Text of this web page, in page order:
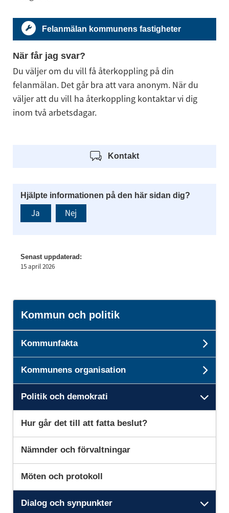
Felanmälan kommunens fastigheter
När får jag svar?
Du väljer om du vill få återkoppling på din
felanmälan. Det går bra att vara anonym. När du
väljer att du vill ha återkoppling kontaktar vi dig
inom två arbetsdagar.
Kontakt
Hjälpte informationen på den här sidan dig?
Ja Nej
Senast uppdaterad:
15 april 2026
Kommun och politik
Kommunfakta
Kommunens organisation
Politik och demokrati
Hur går det till att fatta beslut?
Nämnder och förvaltningar
Möten och protokoll
Dialog och synpunkter